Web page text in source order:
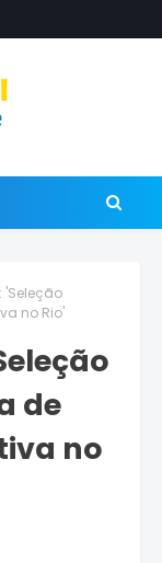
'Seleção
no Rio'
de
no